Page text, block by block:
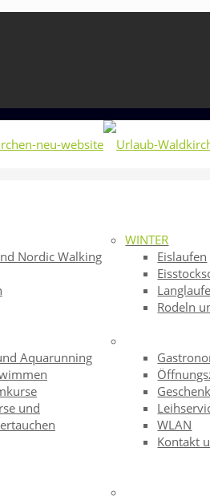
Nordic Walking
WINTER
Eislaufen
Rodeln
Aquarunning
und
WLAN
Kontakt